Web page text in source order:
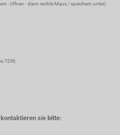
: öffnen - dann rechte Maus / speichern unter)
TDR)
sie bitte: